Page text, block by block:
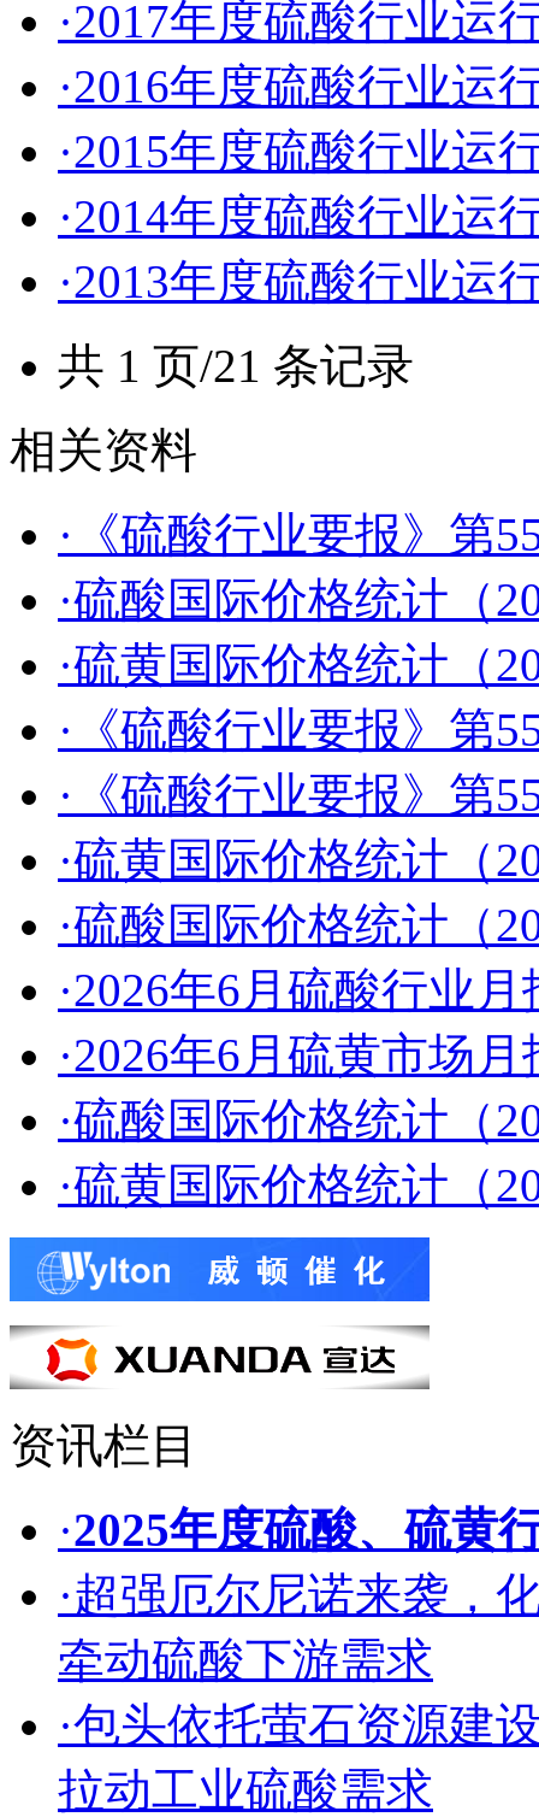
·2017年度硫酸行业运
·2016年度硫酸行业运
·2015年度硫酸行业运
·2014年度硫酸行业运
·2013年度硫酸行业运
共 1 页/21 条记录
相关资料
·《硫酸行业要报》第
·硫酸国际价格统计（
·硫黄国际价格统计（
·《硫酸行业要报》第
·《硫酸行业要报》第
·硫黄国际价格统计（
·硫酸国际价格统计（
·2026年6月硫酸行业月
·2026年6月硫黄市场月
·硫酸国际价格统计（
·硫黄国际价格统计（
资讯栏目
·2025年度硫酸、硫黄
·超强厄尔尼诺来袭，
牵动硫酸下游需求
·包头依托萤石资源建
拉动工业硫酸需求